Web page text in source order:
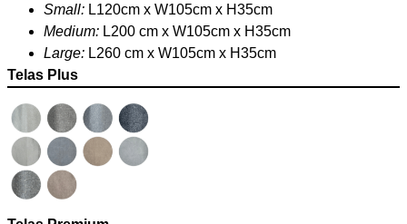
Small: L120cm x W105cm x H35cm
Medium: L200 cm x W105cm x H35cm
Large: L260 cm x W105cm x H35cm
Telas Plus